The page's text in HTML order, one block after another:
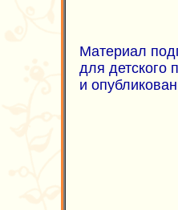
Материал
для детского
и